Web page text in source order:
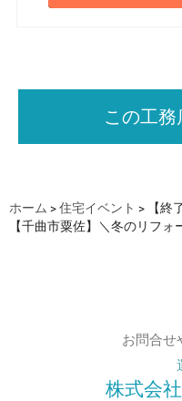
この工
ホーム >住宅イベント >
【
【千曲市粟佐】＼冬のリフォ
お問合せ
株式会